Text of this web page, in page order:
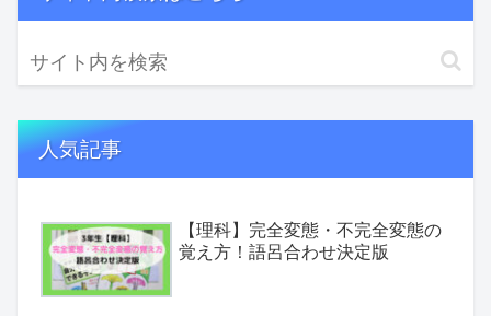
人気記事
【理科】完全変態・不完全変態の
覚え方！語呂合わせ決定版